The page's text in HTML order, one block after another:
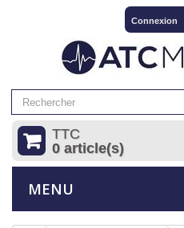
Connexion
TTC
0 article(s)
MENU